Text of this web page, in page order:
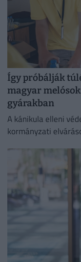
Így próbálják
magyar
gyárakban
A kánikula elleni
kormányzati